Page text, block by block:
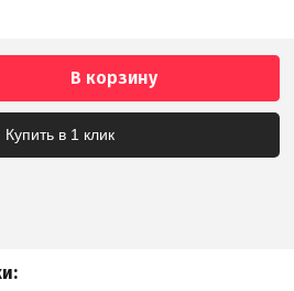
В корзину
Купить в 1 клик